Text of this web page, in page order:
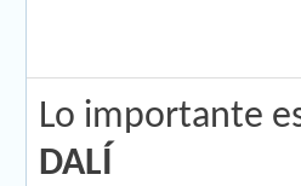
Lo importante
DALÍ